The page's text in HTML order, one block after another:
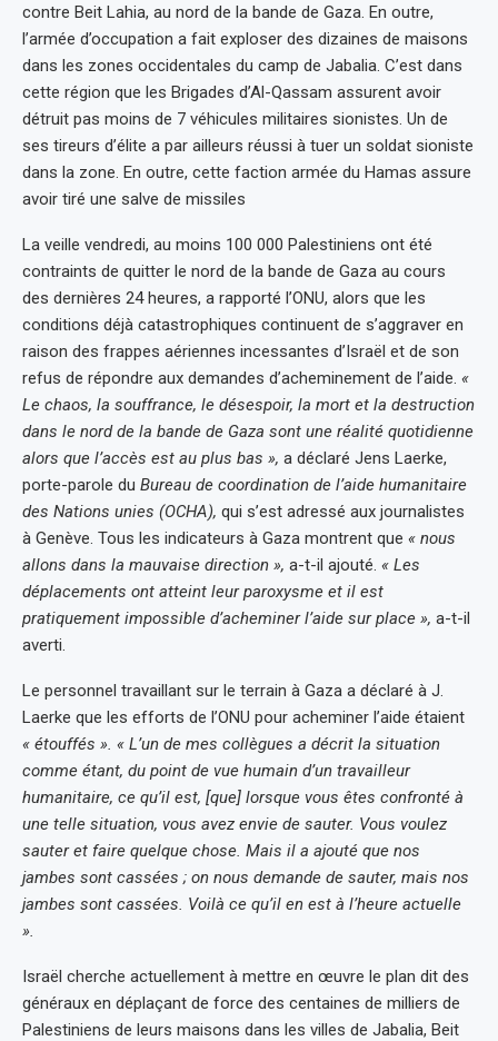
contre Beit Lahia, au nord de la bande de Gaza. En outre,
l’armée d’occupation a fait exploser des dizaines de maisons
dans les zones occidentales du camp de Jabalia. C’est dans
cette région que les Brigades d’Al-Qassam assurent avoir
détruit pas moins de 7 véhicules militaires sionistes. Un de
ses tireurs d’élite a par ailleurs réussi à tuer un soldat sioniste
dans la zone. En outre, cette faction armée du Hamas assure
avoir tiré une salve de missiles
La veille vendredi, au moins 100 000 Palestiniens ont été
contraints de quitter le nord de la bande de Gaza au cours
des dernières 24 heures, a rapporté l’ONU, alors que les
conditions déjà catastrophiques continuent de s’aggraver en
raison des frappes aériennes incessantes d’Israël et de son
refus de répondre aux demandes d’acheminement de l’aide. «
Le chaos, la souffrance, le désespoir, la mort et la destruction
dans le nord de la bande de Gaza sont une réalité quotidienne
alors que l’accès est au plus bas », a déclaré Jens Laerke,
porte-parole du Bureau de coordination de l’aide humanitaire
des Nations unies (OCHA), qui s’est adressé aux journalistes
à Genève. Tous les indicateurs à Gaza montrent que « nous
allons dans la mauvaise direction », a-t-il ajouté. « Les
déplacements ont atteint leur paroxysme et il est
pratiquement impossible d’acheminer l’aide sur place », a-t-il
averti.
Le personnel travaillant sur le terrain à Gaza a déclaré à J.
Laerke que les efforts de l’ONU pour acheminer l’aide étaient
« étouffés ». « L’un de mes collègues a décrit la situation
comme étant, du point de vue humain d’un travailleur
humanitaire, ce qu’il est, [que] lorsque vous êtes confronté à
une telle situation, vous avez envie de sauter. Vous voulez
sauter et faire quelque chose. Mais il a ajouté que nos
jambes sont cassées ; on nous demande de sauter, mais nos
jambes sont cassées. Voilà ce qu’il en est à l’heure actuelle
».
Israël cherche actuellement à mettre en œuvre le plan dit des
généraux en déplaçant de force des centaines de milliers de
Palestiniens de leurs maisons dans les villes de Jabalia, Beit